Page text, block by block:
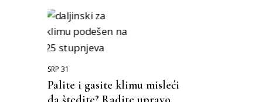
SRP 31
Palite i gasite klimu misleći